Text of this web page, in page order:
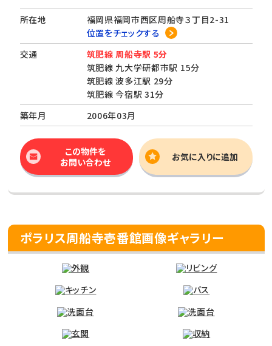
所在地
福岡県福岡市西区周船寺３丁目2-31
位置をチェックする
交通
筑肥線 周船寺駅 5分
筑肥線 九大学研都市駅 15分
筑肥線 波多江駅 29分
筑肥線 今宿駅 31分
築年月
2006年03月
この物件を
お問い合わせ
お気に入りに追加
ポラリス周船寺壱番館画像ギャラリー